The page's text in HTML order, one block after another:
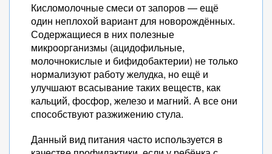
Кисломолочные смеси от запоров — ещё
один неплохой вариант для новорождённых.
Содержащиеся в них полезные
микроорганизмы (ацидофильные,
молочнокислые и бифидобактерии) не только
нормализуют работу желудка, но ещё и
улучшают всасывание таких веществ, как
кальций, фосфор, железо и магний. А все они
способствуют разжижению стула.
Данный вид питания часто используется в